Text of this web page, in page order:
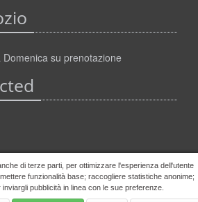
di terze parti, per ottimizzare l'esperienza dell'utente
funzionalità base; raccogliere statistiche anonime;
pubblicità in linea con le sue preferenze.
su prenotazione
Tutti i diritti Riservati. Privacy
[ A.R. ] | Informativa sui cookies